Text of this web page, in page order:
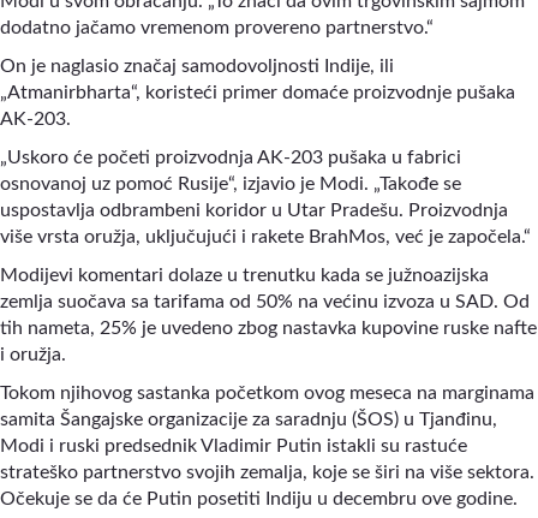
dodatno jačamo vremenom provereno partnerstvo.“
On je naglasio značaj samodovoljnosti Indije, ili
„Atmanirbharta“, koristeći primer domaće proizvodnje pušaka
AK-203.
„Uskoro će početi proizvodnja AK-203 pušaka u fabrici
osnovanoj uz pomoć Rusije“, izjavio je Modi. „Takođe se
uspostavlja odbrambeni koridor u Utar Pradešu. Proizvodnja
više vrsta oružja, uključujući i rakete BrahMos, već je započela.“
Modijevi komentari dolaze u trenutku kada se južnoazijska
zemlja suočava sa tarifama od 50% na većinu izvoza u SAD. Od
tih nameta, 25% je uvedeno zbog nastavka kupovine ruske nafte
i oružja.
Tokom njihovog sastanka početkom ovog meseca na marginama
samita Šangajske organizacije za saradnju (ŠOS) u Tjanđinu,
Modi i ruski predsednik Vladimir Putin istakli su rastuće
strateško partnerstvo svojih zemalja, koje se širi na više sektora.
Očekuje se da će Putin posetiti Indiju u decembru ove godine.